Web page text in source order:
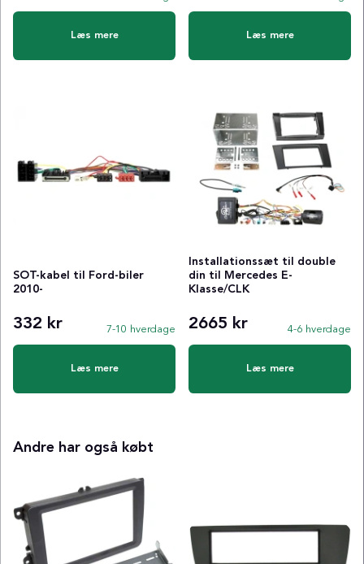
Læs mere Læs mere
SOT-kabel til Ford-biler
2010-
332 kr 7-10 hverdage
Læs mere
Installationssæt til double
din til Mercedes E-
Klasse/CLK
2665 kr 4-6 hverdage
Læs mere
Andre har også købt